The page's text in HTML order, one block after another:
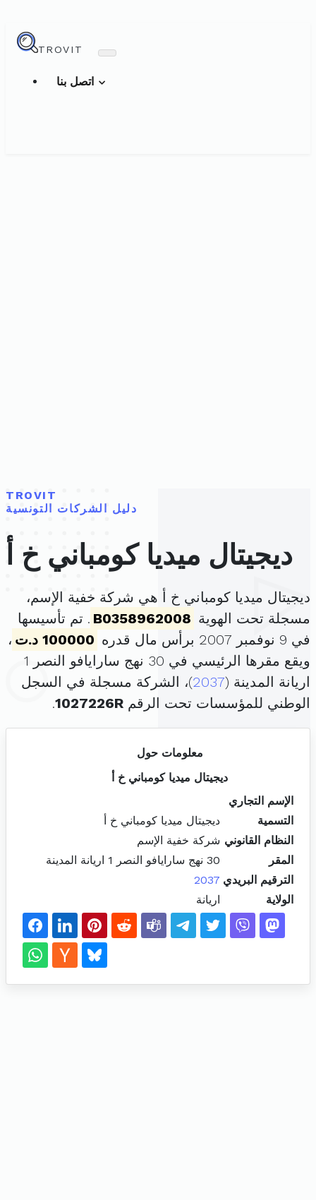
TROVIT
TROVIT
دليل الشركات التونسية
ديجيتال ميديا كومباني خ أ
ديجيتال ميديا كومباني خ أ هي شركة خفية الإسم،
مسجلة تحت الهوية B0358962008 . تم تأسيسها
في 9 نوفمبر 2007 برأس مال قدره
100000 د.ت
،
ويقع مقرها الرئيسي في 30 نهج سارايافو النصر 1
اريانة المدينة (2037)، الشركة مسجلة في السجل
الوطني للمؤسسات تحت الرقم 1027226R
.
معلومات حول
ديجيتال ميديا كومباني خ أ
الإسم التجاري
التسمية
ديجيتال ميديا كومباني خ أ
النظام القانوني شركة خفية الإسم
المقر
30 نهج سارايافو النصر 1 اريانة المدينة
الترقيم البريدي 2037
الولاية
اريانة